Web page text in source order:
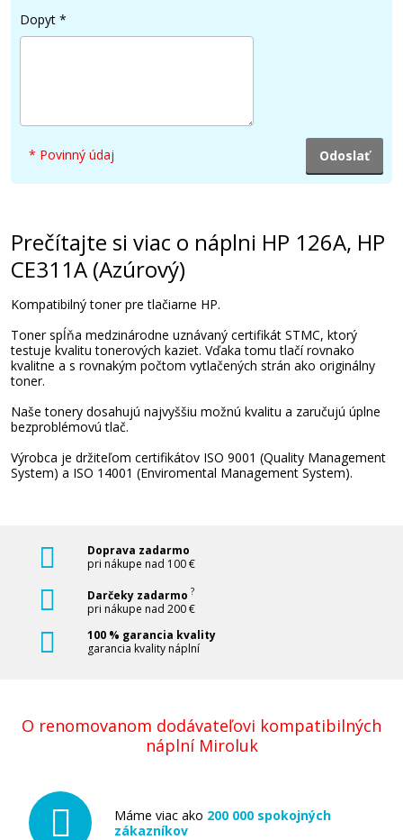
HP 126A, HP CE310AD (Čierny) multipack
47,90 €
Pridať do košíka
Pridať do košíka
HP 126A, HP CE310A (Čierny)
Dopyt *
* Povinný údaj
Prečítajte si viac o náplni HP 126A, HP
CE311A (Azúrový)
Kompatibilný toner pre tlačiarne HP.
Toner spĺňa medzinárodne uznávaný certifikát STMC, ktorý
testuje kvalitu tonerových kaziet. Vďaka tomu tlačí rovnako
kvalitne a s rovnakým počtom vytlačených strán ako originálny
toner.
Naše tonery dosahujú najvyššiu možnú kvalitu a zaručujú úplne
bezproblémovú tlač.
Výrobca je držiteľom certifikátov ISO 9001 (Quality Management
System) a ISO 14001 (Enviromental Management System).
Doprava zadarmo
pri nákupe nad 100 €
Darčeky zadarmo ?
pri nákupe nad 200 €
100 % garancia kvality
garancia kvality náplní
O renomovanom dodávateľovi kompatibilných
náplní Miroluk
Máme viac ako 200 000 spokojných
zákazníkov